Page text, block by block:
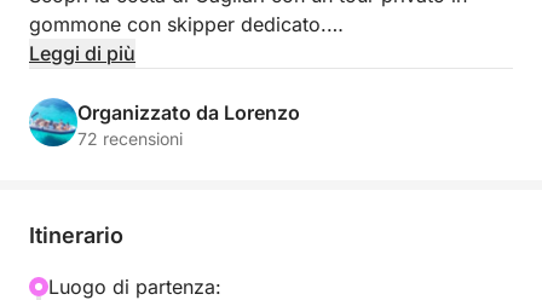
gommone con skipper dedicato.
motore da 300 CV che può ospitare sino ad un
massimo di 11 persone, vivrai un’esperienza unica tra
Golfo degli Angeli.
🌊 Un’Esperienza Esclusiva e Personalizzabile
Leggi di più
Organizzato da Lorenzo
72 recensioni
Itinerario
Luogo di partenza: